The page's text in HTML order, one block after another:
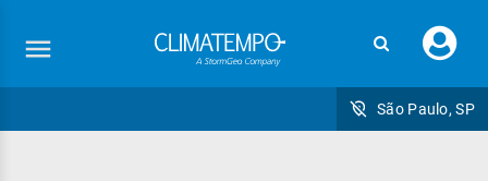
seu
São Paulo, SP